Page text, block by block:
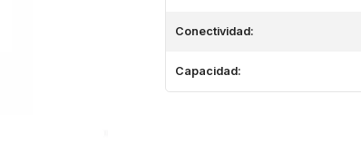
Conectividad:
Capacidad: